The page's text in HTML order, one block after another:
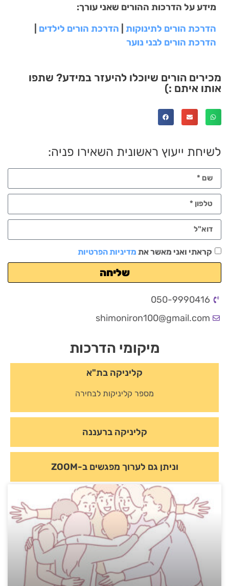
לשיחת ייעוץ ראשונית השאירו פניה:
קראתי ואני מאשר את מדיניות הפרטיות
שליחה
050-9990416
shimoniron100@gmail.com
מיקומי הדרכות
קליניקה בת"א
מספר קליניקות לבחירה
קליניקה ברעננה
וניתן גם לערוך מפגשים ב-ZOOM
מידע על הדרכות ההורים שאני עורך:
הדרכת הורים לתינוקות
הדרכת הורים לילדים
הדרכת הורים לבני נוער
מכירים הורים שיוכלו להיעזר במידע? שתפו
אותו איתם :)